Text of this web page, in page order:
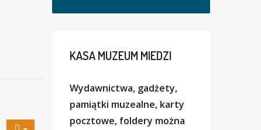
KASAMUZEUM MIEDZI
Wydawnictwa, gadżety,
pamiątki muzealne, karty
pocztowe, foldery można